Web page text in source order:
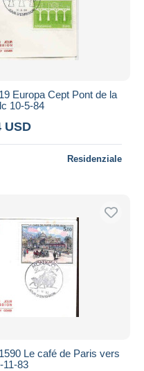
Europa Cept Pont de la
10-5-84
USD
Residenziale
Le café de Paris vers
11-83